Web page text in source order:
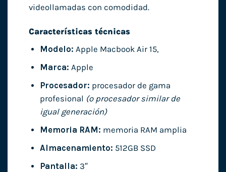
videollamadas con comodidad.
Características técnicas
Modelo: Apple Macbook Air 15,
Marca: Apple
Procesador: procesador de gama
profesional (o procesador similar de
igual generación)
Memoria RAM: memoria RAM amplia
Almacenamiento: 512GB SSD
Pantalla: 3″